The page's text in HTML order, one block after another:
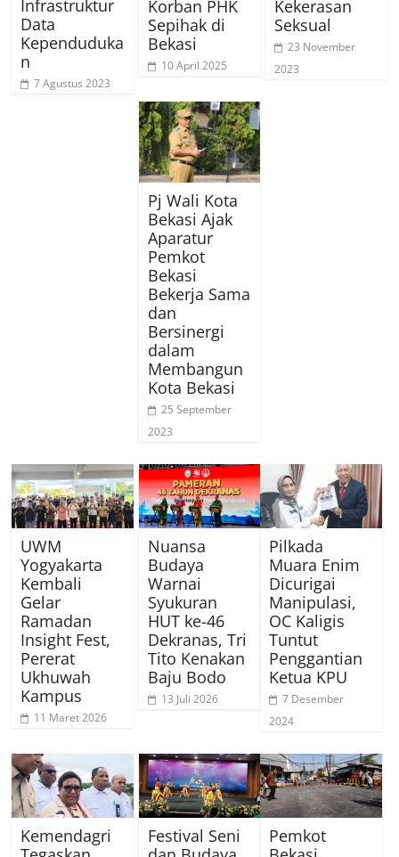
Infrastruktur
Data
Kependuduka
n
7 Agustus 2023
Korban PHK
Sepihak di
Bekasi
10 April 2025
Kekerasan
Seksual
23 November
2023
Pj Wali Kota
Bekasi Ajak
Aparatur
Pemkot
Bekasi
Bekerja Sama
dan
Bersinergi
dalam
Membangun
Kota Bekasi
25 September
2023
UWM
Yogyakarta
Kembali
Gelar
Ramadan
Insight Fest,
Pererat
Ukhuwah
Kampus
11 Maret 2026
Nuansa
Budaya
Warnai
Syukuran
HUT ke-46
Dekranas, Tri
Tito Kenakan
Baju Bodo
13 Juli 2026
Pilkada
Muara Enim
Dicurigai
Manipulasi,
OC Kaligis
Tuntut
Penggantian
Ketua KPU
7 Desember
2024
Kemendagri
Festival Seni
Pemkot